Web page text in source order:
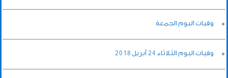
وفيات اليوم الجمعة
وفيات اليوم الثلاثاء 24 أبريل 2018